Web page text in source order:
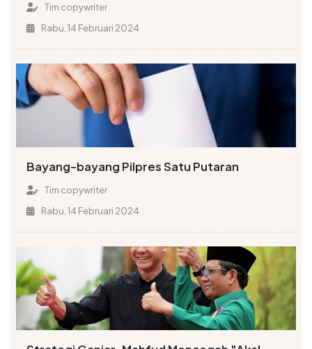
Tim copywriter
Rabu, 14 Februari 2024
Bayang-bayang Pilpres Satu Putaran
Tim copywriter
Rabu, 14 Februari 2024